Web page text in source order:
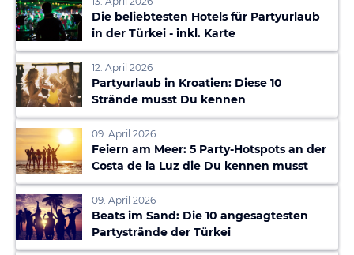
Die beliebtesten Hotels für Partyurlaub
in der Türkei - inkl. Karte
12. April 2026
Partyurlaub in Kroatien: Diese 10
Strände musst Du kennen
09. April 2026
Feiern am Meer: 5 Party-Hotspots an der
Costa de la Luz die Du kennen musst
09. April 2026
Beats im Sand: Die 10 angesagtesten
Partystrände der Türkei